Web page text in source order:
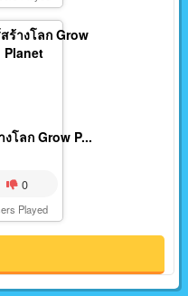
งโลก Grow P...
0
Played